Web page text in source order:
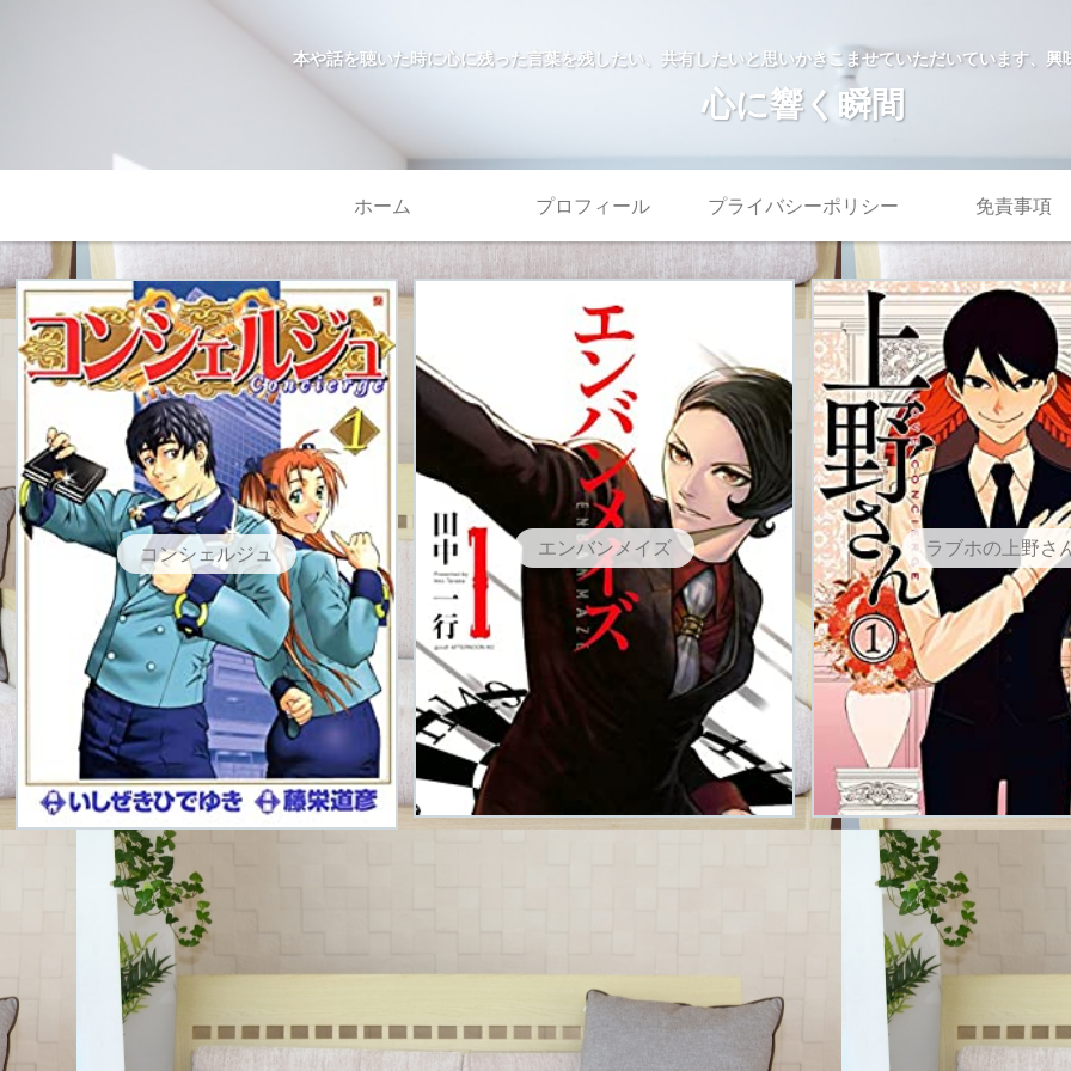
本や話を聴いた時に心に残った言葉を残したい、共有したいと思いかきこませていただいています、
心に響く瞬間
ホーム プロフィール プライバシーポリシー 免責事項
コンシェルジュ エンバンメイズ ラブホの上野さ